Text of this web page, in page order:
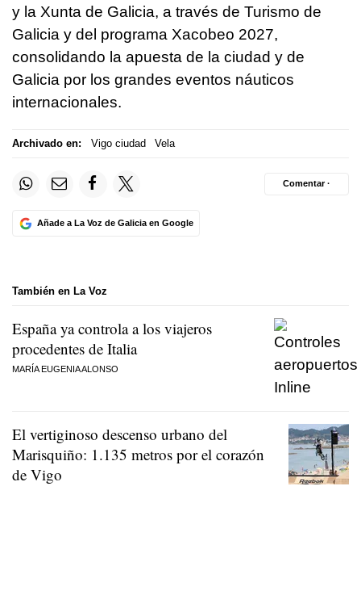
y la Xunta de Galicia, a través de Turismo de
Galicia y del programa Xacobeo 2027,
consolidando la apuesta de la ciudad y de
Galicia por los grandes eventos náuticos
internacionales.
Archivado en: Vigo ciudad Vela
Añade a La Voz de Galicia en Google
Comentar ·
También en La Voz
España ya controla a los viajeros
procedentes de Italia
MARÍA EUGENIA ALONSO
El vertiginoso descenso urbano del
Marisquiño: 1.135 metros por el corazón
de Vigo